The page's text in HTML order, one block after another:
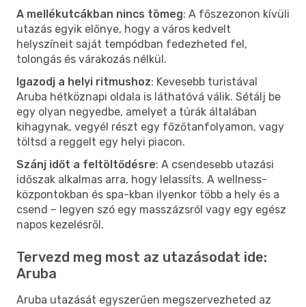
A mellékutcákban nincs tömeg: A főszezonon kívüli
utazás egyik előnye, hogy a város kedvelt
helyszíneit saját tempódban fedezheted fel,
tolongás és várakozás nélkül.
Igazodj a helyi ritmushoz: Kevesebb turistával
Aruba hétköznapi oldala is láthatóvá válik. Sétálj be
egy olyan negyedbe, amelyet a túrák általában
kihagynak, vegyél részt egy főzőtanfolyamon, vagy
töltsd a reggelt egy helyi piacon.
Szánj időt a feltöltődésre: A csendesebb utazási
időszak alkalmas arra, hogy lelassíts. A wellness-
központokban és spa-kban ilyenkor több a hely és a
csend – legyen szó egy masszázsról vagy egy egész
napos kezelésről.
Tervezd meg most az utazásodat ide:
Aruba
Aruba utazását egyszerűen megszervezheted az